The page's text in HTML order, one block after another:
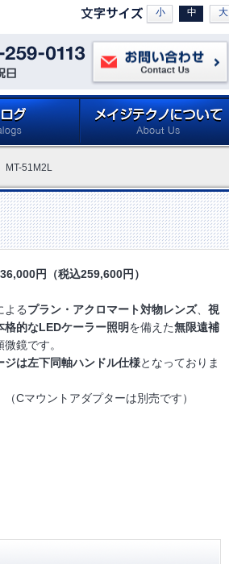
小 中 大
お問い合わせ
Site)
MT-51M2L
円（税込259,600円）
よるプラン・アクロマート対物レンズ、 視
格的なLEDケーラー照明を備えた無限遠補
鏡です。
ジは左下同軸ハンドル仕様となっておりま
Cマウントアダプターは別売です）